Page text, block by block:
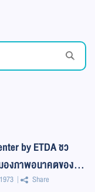
by ETDA ชว
องภาพอนาคตของ
คท่องเที่ยวในอีก 10
1973 Share